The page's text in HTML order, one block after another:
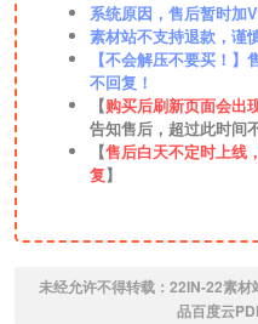
系统原因，售后暂时加
素材站不支持退款，谨
【不会解压不要买！
不回复！
【购买后刷新页面会出
告知售后，超过此时间
【售后白天不定时上线
复】
未经允许不得转载： 22IN-22素材
品百度云